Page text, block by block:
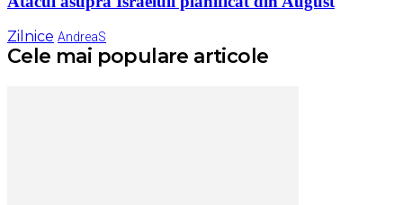
Zilnice AndreaS
Cele mai populare articole